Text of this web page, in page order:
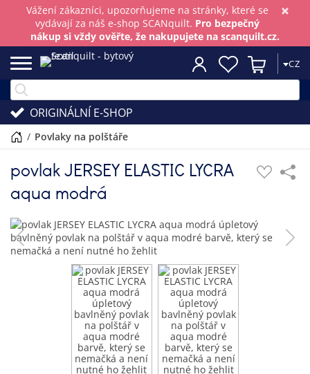
×
Vážení zákazníci, upozorňujeme na stránky, které se
vydávají za náš e-shop SCANquilt. Pro bezpečný
nákup si vždy ověřte, že nakupujete na scanquilt.cz.
CZ
ORIGINÁLNÍ E-SHOP
/ povlaky na polštáře
povlak JERSEY ELASTIC LYCRA
aqua modrá